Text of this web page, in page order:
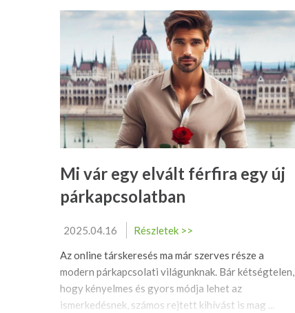
Mi vár egy elvált férfira egy új
párkapcsolatban
2025.04.16
Részletek >>
Az online társkeresés ma már szerves része a
modern párkapcsolati világunknak. Bár kétségtelen,
hogy kényelmes és gyors módja lehet az
ismerkedésnek, számos rejtett kihívást is mag ...